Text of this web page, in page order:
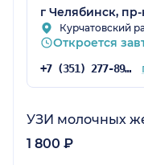
г Челябинск,
Курчатовский
Откроется
+7 (351) 277-89-10
УЗИ молочных
1 800 ₽